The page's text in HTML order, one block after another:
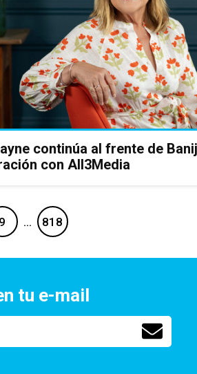
continúa al frente de
con All3Media
9 … 818
tu e-mail